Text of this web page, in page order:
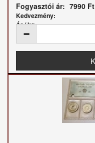
Fogyasztói ár: 7990 Ft
Kedvezmény:
Ár / kg: